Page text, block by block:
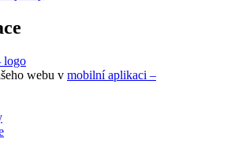
webu v mobilní aplikaci –